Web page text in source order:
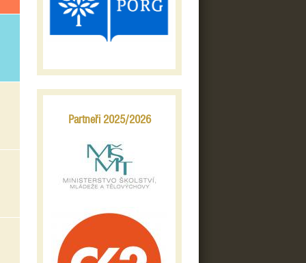
Partneři 2025/2026